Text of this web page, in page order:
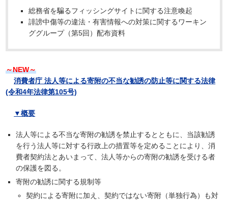
総務省を騙るフィッシングサイトに関する注意喚起
誹謗中傷等の違法・有害情報への対策に関するワーキン
ググループ（第5回）配布資料
～NEW～
消費者庁 法人等による寄附の不当な勧誘の防止等に関する法律
(令和4年法律第105号)
▼概要
法人等による不当な寄附の勧誘を禁止するとともに、当該勧誘
を行う法人等に対する行政上の措置等を定めることにより、消
費者契約法とあいまって、法人等からの寄附の勧誘を受ける者
の保護を図る。
寄附の勧誘に関する規制等
契約による寄附に加え、契約ではない寄附（単独行為）も対